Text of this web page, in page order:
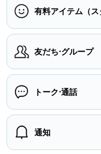
有料アイテム（ス
友だち⋅グループ
トーク⋅通話
通知